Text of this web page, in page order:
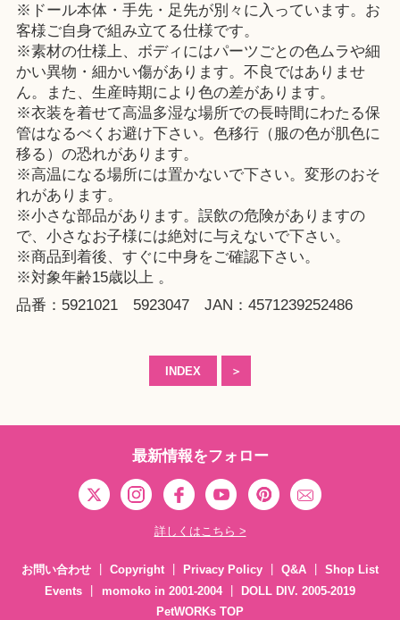
※ドール本体・手先・足先が別々に入っています。お
客様ご自身で組み立てる仕様です。
※素材の仕様上、ボディにはパーツごとの色ムラや細
かい異物・細かい傷があります。不良ではありませ
ん。また、生産時期により色の差があります。
※衣装を着せて高温多湿な場所での長時間にわたる保
管はなるべくお避け下さい。色移行（服の色が肌色に
移る）の恐れがあります。
※高温になる場所には置かないで下さい。変形のおそ
れがあります。
※小さな部品があります。誤飲の危険がありますの
で、小さなお子様には絶対に与えないで下さい。
※商品到着後、すぐに中身をご確認下さい。
※対象年齢15歳以上 。
品番：5921021 5923047 JAN：4571239252486
INDEX ＞
最新情報をフォロー
詳しくはこちら >
お問い合わせ Copyright Privacy Policy Q&A
Shop List
Events
momoko in 2001-2004
DOLL DIV. 2005-2019
PetWORKs TOP